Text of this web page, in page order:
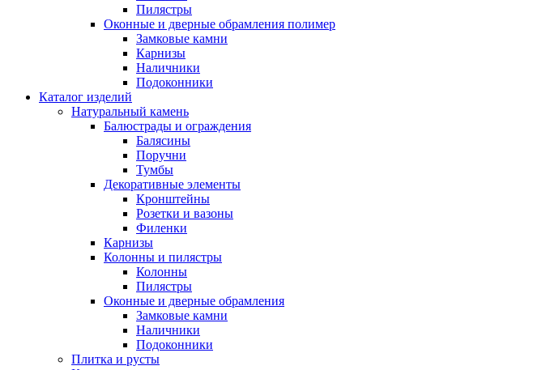
Пилястры
Оконные и дверные обрамления полимер
Замковые камни
Карнизы
Наличники
Подоконники
Каталог изделий
Натуральный камень
Балюстрады и ограждения
Балясины
Поручни
Тумбы
Декоративные элементы
Кронштейны
Розетки и вазоны
Филенки
Карнизы
Колонны и пилястры
Колонны
Пилястры
Оконные и дверные обрамления
Замковые камни
Наличники
Подоконники
Плитка и русты